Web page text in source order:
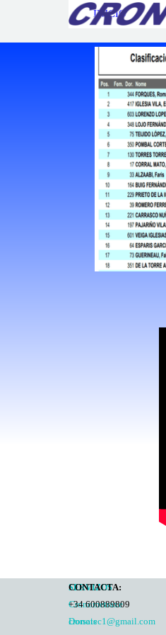
INICIO
SERVIZOS
Cronometraxe
Dorsais
CONTACTA:
+34 600889809
cronotec1@gmail.com